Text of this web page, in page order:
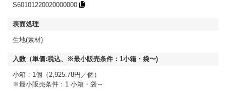
S60101220020000000
生地(素材)
小箱：1個（2,925.78円／個）
※最小販売条件：1 小箱・袋～